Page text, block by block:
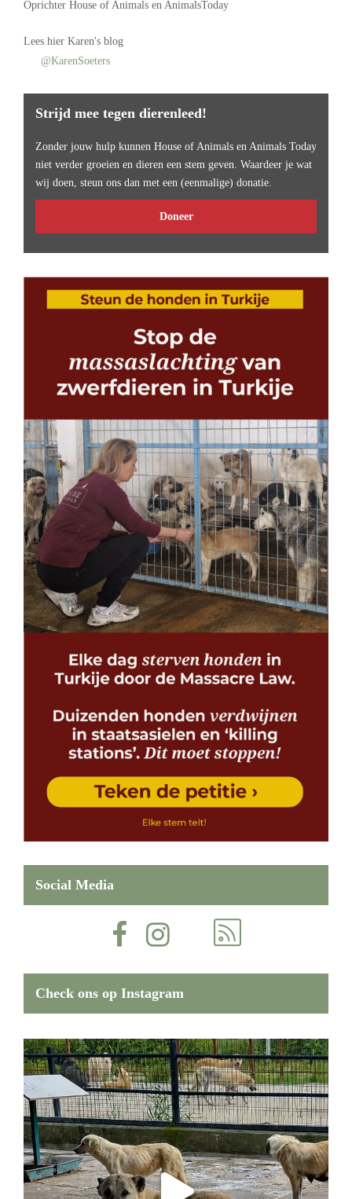
Oprichter House of Animals en AnimalsToday
Lees hier Karen's blog
@KarenSoeters
Strijd mee tegen dierenleed!
Zonder jouw hulp kunnen House of Animals en Animals Today
niet verder groeien en dieren een stem geven. Waardeer je wat
wij doen, steun ons dan met een (eenmalige) donatie.
Doneer
Social Media
Check ons op Instagram